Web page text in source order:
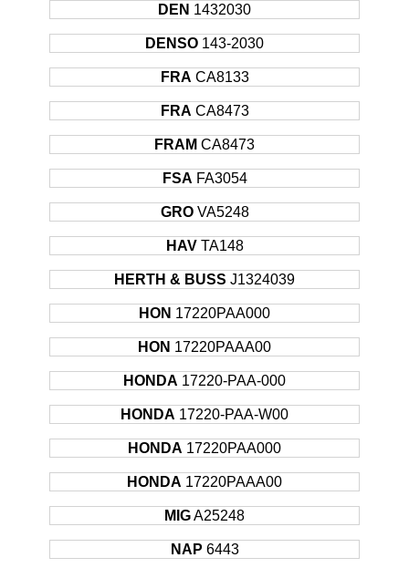
DEN 1432030
DENSO 143-2030
FRA CA8133
FRA CA8473
FRAM CA8473
FSA FA3054
GRO VA5248
HAV TA148
HERTH & BUSS J1324039
HON 17220PAA000
HON 17220PAAA00
HONDA 17220-PAA-000
HONDA 17220-PAA-W00
HONDA 17220PAA000
HONDA 17220PAAA00
MIGA25248
NAP 6443